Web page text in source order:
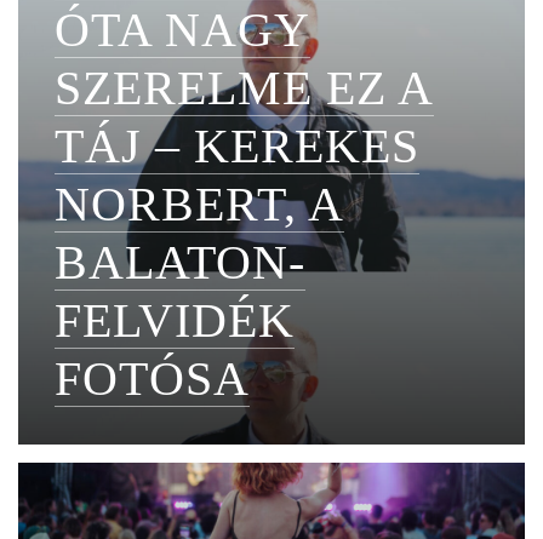
ÓTA NAGY
SZERELME EZ A
TÁJ – KEREKES
NORBERT, A
BALATON-
FELVIDÉK
FOTÓSA